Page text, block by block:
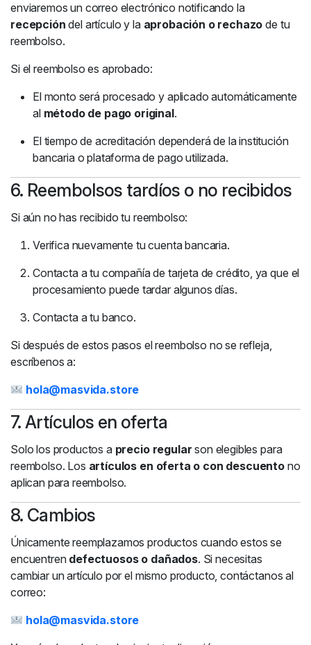
enviaremos un correo electrónico notificando la
recepción del artículo y la aprobación o rechazo de tu
reembolso.
Si el reembolso es aprobado:
El monto será procesado y aplicado automáticamente
al método de pago original.
El tiempo de acreditación dependerá de la institución
bancaria o plataforma de pago utilizada.
6. Reembolsos tardíos o no recibidos
Si aún no has recibido tu reembolso:
Verifica nuevamente tu cuenta bancaria.
Contacta a tu compañía de tarjeta de crédito, ya que el
procesamiento puede tardar algunos días.
Contacta a tu banco.
Si después de estos pasos el reembolso no se refleja,
escríbenos a:
hola@masvida.store
7. Artículos en oferta
Solo los productos a precio regular son elegibles para
reembolso. Los artículos en oferta o con descuento no
aplican para reembolso.
8. Cambios
Únicamente reemplazamos productos cuando estos se
encuentren defectuosos o dañados. Si necesitas
cambiar un artículo por el mismo producto, contáctanos al
correo:
hola@masvida.store